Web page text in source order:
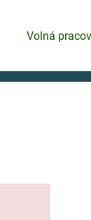
Volná